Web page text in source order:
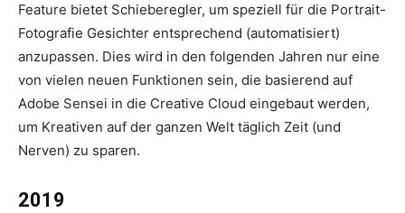
Feature bietet Schieberegler, um speziell für die Portrait-
Fotografie Gesichter entsprechend (automatisiert)
anzupassen. Dies wird in den folgenden Jahren nur eine
von vielen neuen Funktionen sein, die basierend auf
Adobe Sensei in die Creative Cloud eingebaut werden,
um Kreativen auf der ganzen Welt täglich Zeit (und
Nerven) zu sparen.
2019